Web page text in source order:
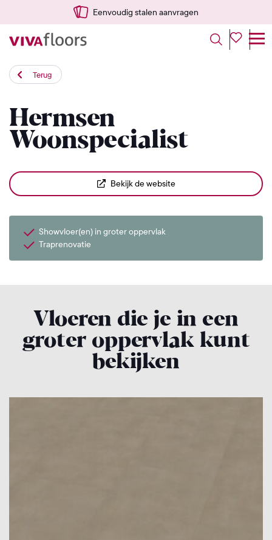
Eenvoudig stalen aanvragen
Terug
Hermsen
Woonspecialist
Bekijk de website
Showvloer(en) in groter oppervlak
Traprenovatie
Vloeren die je in een
groter oppervlak kunt
bekijken